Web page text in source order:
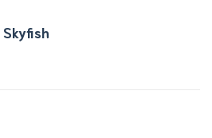
Skyfish